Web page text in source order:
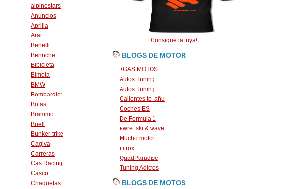
alpinestars
Anuncios
Aprilia
Arai
Benelli
Bennche
Bibicleta
Bimota
BMW
Bombardier
Botas
Brammo
Buell
Bunker-trike
Cagiva
Carreras
Cas Racing
Casco
Chaquetas
Consigue la tuya!
BLOGS DE MOTOR
+GAS MOTOS
Autos Tuning
Autos Tuning
Calientes tol añu
Coches ES
De Formula 1
ewre: ski & wave
Mucho motor
nitrox
QuadParadise
Tuning Adictos
BLOGS DE MOTOS